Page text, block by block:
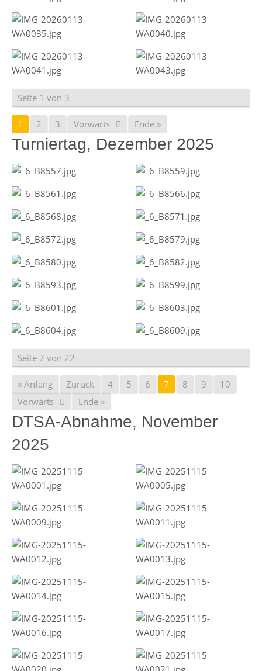
Seite 1 von 3
1 2 3 Vorwärts Ende »
Turniertag, Dezember 2025
Seite 7 von 22
« Anfang Zurück 4 5 6 7 8 9
10
Vorwärts
Ende »
DTSA-Abnahme, November
2025